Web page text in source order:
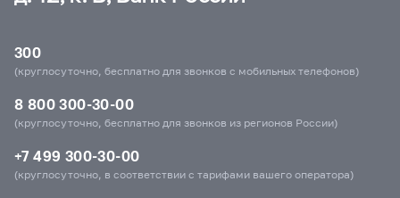
300
(круглосуточно, бесплатно для звонков с мобильных телефонов)
8 800 300-30-00
(круглосуточно, бесплатно для звонков из регионов России)
+7 499 300-30-00
(круглосуточно, в соответствии с тарифами вашего оператора)